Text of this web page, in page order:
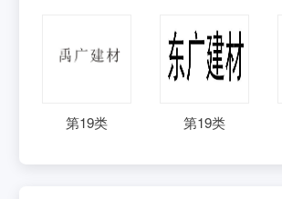
第19类 第19类